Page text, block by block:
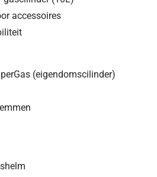
accessoires
(eigendomscilinder)